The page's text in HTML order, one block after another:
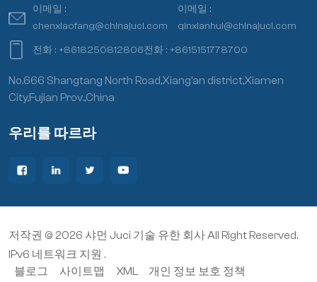
이메일 :
chenxiaofang@chinajuci.com
이메일 :
qinxianhui@chinajuci.com
전화 :+8618250812806전화 :+8615151778700
No.666 Shangtang North Road,Xiang’an district,Xiamen
City,Fujian Prov.,China
우리를 따르라
저작권 © 2026 샤먼 Juci 기술 유한 회사 All Right Reserved.
IPv6 네트워크 지원 .
블로그
사이트맵 XML 개인 정보 보호 정책